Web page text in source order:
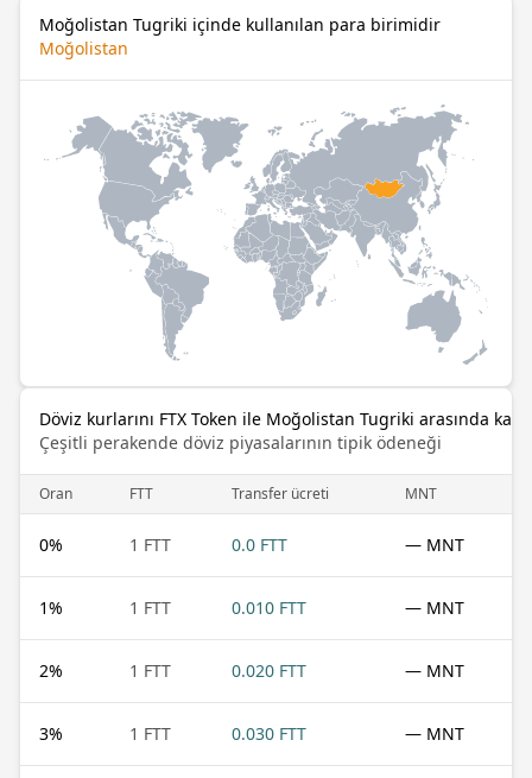
Moğolistan Tugriki içinde kullanılan para birimidir
Moğolistan
Döviz kurlarını FTX Token ile Moğolistan Tugriki arasında
Çeşitli perakende döviz piyasalarının tipik ödeneği
Oran FTT Transfer ücreti MNT
0% 1 FTT 0.0 FTT — MNT
1% 1 FTT 0.010 FTT — MNT
2% 1 FTT 0.020 FTT — MNT
3% 1 FTT 0.030 FTT — MNT